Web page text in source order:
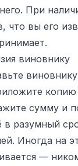
При
что вы его
виновнику
копию
сумму и
в разумный
Иногда на
—